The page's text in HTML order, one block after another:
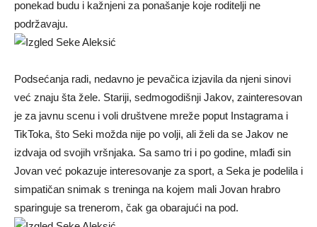
ponekad budu i kažnjeni za ponašanje koje roditelji ne
podržavaju.
Podsećanja radi, nedavno je pevačica izjavila da njeni sinovi
već znaju šta žele. Stariji, sedmogodišnji Jakov, zainteresovan
je za javnu scenu i voli društvene mreže poput Instagrama i
TikToka, što Seki možda nije po volji, ali želi da se Jakov ne
izdvaja od svojih vršnjaka. Sa samo tri i po godine, mlađi sin
Jovan već pokazuje interesovanje za sport, a Seka je podelila i
simpatičan snimak s treninga na kojem mali Jovan hrabro
sparinguje sa trenerom, čak ga obarajući na pod.